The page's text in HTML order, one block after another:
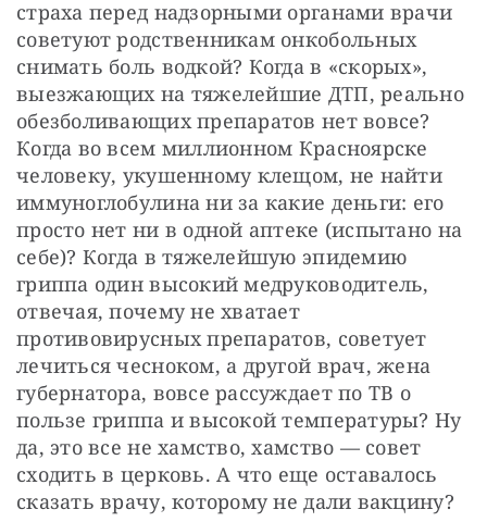
страха перед надзорными органами врачи
советуют родственникам онкобольных
снимать боль водкой? Когда в «скорых»,
выезжающих на тяжелейшие ДТП, реально
обезболивающих препаратов нет вовсе?
Когда во всем миллионном Красноярске
человеку, укушенному клещом, не найти
иммуноглобулина ни за какие деньги: его
просто нет ни в одной аптеке (испытано на
себе)? Когда в тяжелейшую эпидемию
гриппа один высокий медруководитель,
отвечая, почему не хватает
противовирусных препаратов, советует
лечиться чесноком, а другой врач, жена
губернатора, вовсе рассуждает по ТВ о
пользе гриппа и высокой температуры? Ну
да, это все не хамство, хамство — совет
сходить в церковь. А что еще оставалось
сказать врачу, которому не дали вакцину?